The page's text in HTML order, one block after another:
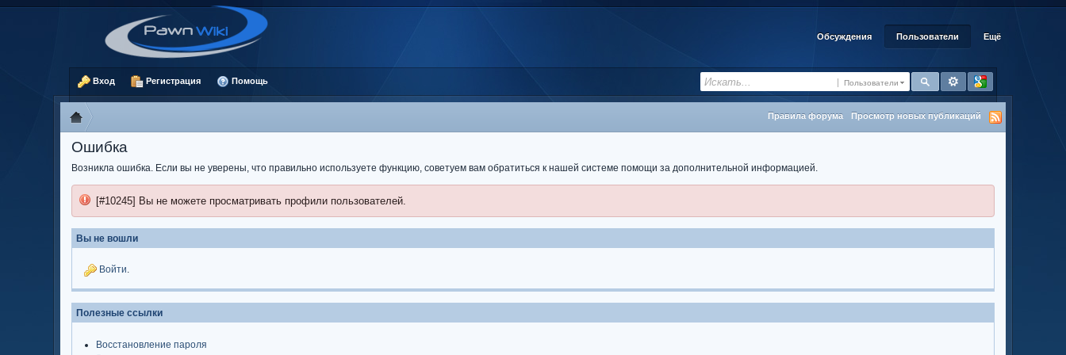
Обсуждения Пользователи Ещё
Пользователи
Вход Регистрация Помощь
Правила форума Просмотр новых публикаций
Ошибка
Возникла ошибка. Если вы не уверены, что правильно используете функцию, советуем вам обратиться к нашей системе помощи за дополнительной информацией.
[#10245] Вы не можете просматривать профили пользователей.
Вы не вошли
Войти.
Полезные ссылки
Восстановление пароля